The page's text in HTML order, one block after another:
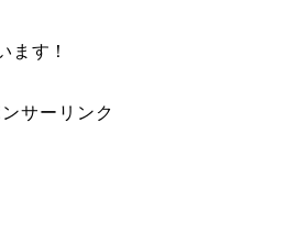
ます！
サーリンク